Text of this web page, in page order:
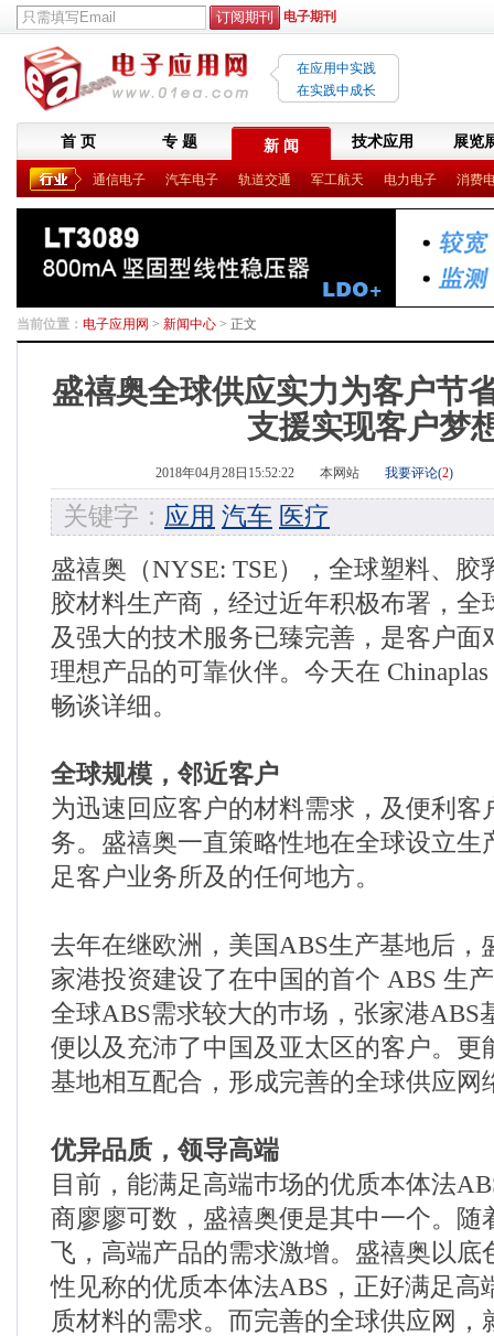
电子期刊
在应用中实践
在实践中成长
首 页 专 题 新 闻 技术应用 展览
通信电子 汽车电子 轨道交通 军工航天 电力电子 消费
当前位置： 电子应用网 > 新闻中心 > 正文
盛禧奥全球供应实力为客户节
支援实现客户梦
2018年04月28日15:52:22 本网站 我要评论(2)
关键字： 应用 汽车 医疗
盛禧奥（NYSE: TSE），全球塑料、胶
胶材料生产商，经过近年积极布署，全
及强大的技术服务已臻完善，是客户面
理想产品的可靠伙伴。今天在
畅谈详细。
全球规模，邻近客户
为迅速回应客户的材料需求，及便利客
务。盛禧奥一直策略性地在全球设立生
足客户业务所及的任何地方。
去年在继欧洲，美国ABS生产基地后，
家港投资建设了在中国的首个 ABS 生
全球ABS需求较大的巿场，张家港ABS
便以及充沛了中国及亚太区的客户。更
基地相互配合，形成完善的全球供应网
优异品质，领导高端
目前，能满足高端巿场的优质本体法
商廖廖可数，盛禧奥便是其中一个。随
飞，高端产品的需求激增。盛禧奥以底
性见称的优质本体法ABS，正好满足高
质材料的需求。而完善的全球供应网，